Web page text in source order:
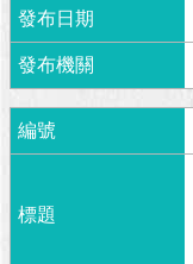
系
公
民
參
區